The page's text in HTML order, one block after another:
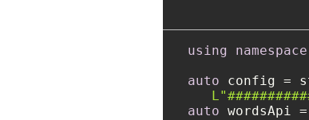
using namespace
auto config =
auto wordsApi